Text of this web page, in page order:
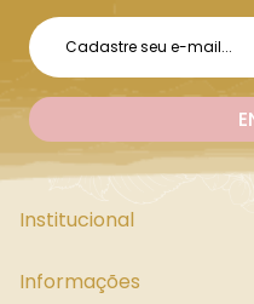
Institucional
Informações